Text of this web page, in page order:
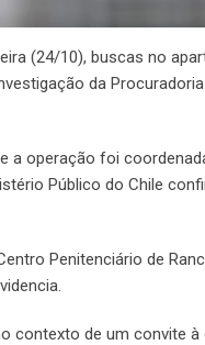
(24/10), buscas no
da
a operação foi
Público do Chile
Penitenciário de
contexto de um convite